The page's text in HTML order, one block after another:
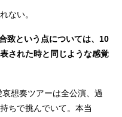
ない。
致という点については、10
された時と同じような感覚
想奏ツアーは全公演、過
ちで挑んでいて。本当